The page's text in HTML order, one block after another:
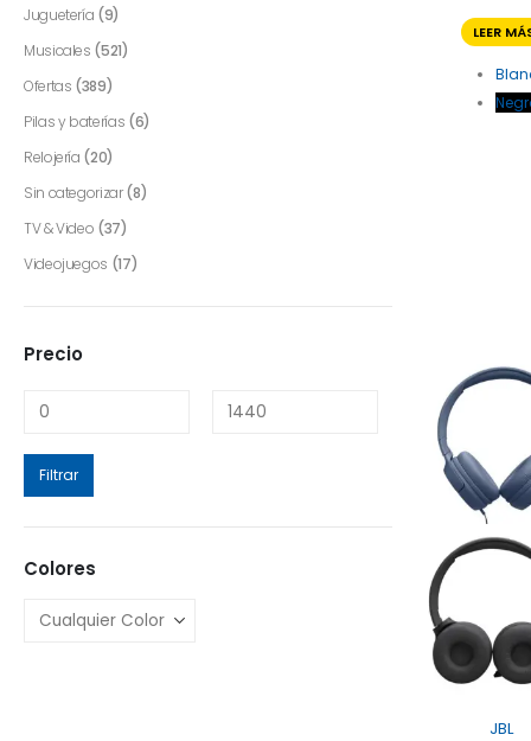
LEER
JBL
Juguetería (9)
Musicales (521)
Ofertas (389)
Pilas y baterías (6)
Relojería (20)
Sin categorizar(8)
TV & Video (37)
Videojuegos (17)
Precio
Filtrar
Colores